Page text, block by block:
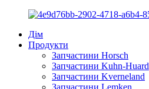
Дім
Продукти
Запчастини Horsch
Запчастини Kuhn-Huard
Запчастини Kverneland
Запчастини Lemken